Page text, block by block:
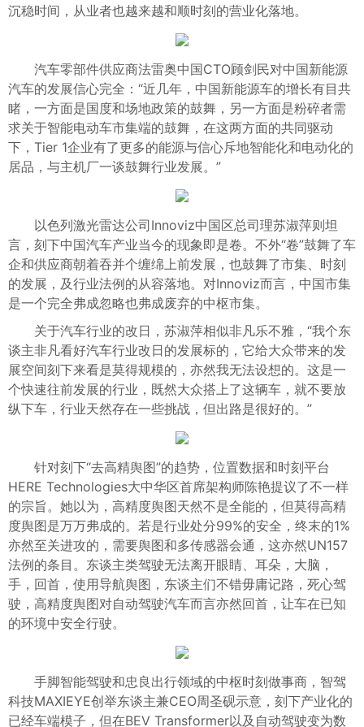
沉稳时间，从业者也越来越和顺时刻的营业化落地。
汽车零部件供应商法雷奥中国CTO顾剑民对中国新能源
汽车的发展信心完全：“近几年，中国新能源车的增长有目共
睹，一方面是国度和场地政策的鼓舞，另一方面是粉碎者需
求关于智能电动车市集端的鼓舞，在这两方面的共同驱动
下，Tier 1企业有了更多的能源与信心斥地智能化和电动化的
居品，与主机厂一谈鼓舞行业发展。”
以色列激光雷达公司Innoviz中国区总司理苏淑萍则坦
言，刻下中国汽车产业当今的现象即是卷。不外“卷”鼓舞了车
企和供应商朝着吞并个缠绵上前发展，也鼓舞了市集、时刻
的发展，及行业法例的从容落地。对Innoviz而言，中国市集
是一个完全弗成忽略也弗成废弃的中枢市集。
关于汽车行业的改日，苏淑萍相似非凡乐不雅，“我个东
谈主非凡看好汽车行业改日的发展标的，它给大众带来的发
展空间刻下来看是莫得规模的，亦然我无法设想的。这是一
个快速往前发展的行业，既然大众搭上了这辆车，就不要放
纵下车，行业天然存在一些挑战，但出路是很好的。”
针对刻下“去高精舆图”的趋势，位置数据和时刻平台
HERE Technologies大中华区首席架构师陈艳提议了不一样
的宗旨。她以为，高精度舆图天然不是全能的，但莫得高精
度舆图是万万弗成的。若是行业处分99%的安全，终末的1%
亦然至关进攻的，需要舆图和多传感器会通，这亦然UN157
法例的条目。东谈主类驾驶无法离开眼睛、耳朵，大脑，
手，回首，使用导航舆图，东谈主们不错毋庸记路，死心驾
驶，高精度舆图对自动驾驶汽车而言亦然回首，让车在已知
的环境中安全行驶。
手脚智能驾驶和忠良出行领域的中枢时刻做事商，智驾
科技MAXIEYE创举东谈主兼CEO周圣砚示意，刻下产业化的
已经车端模子，但在BEV Transformer以及自动驾驶变为数